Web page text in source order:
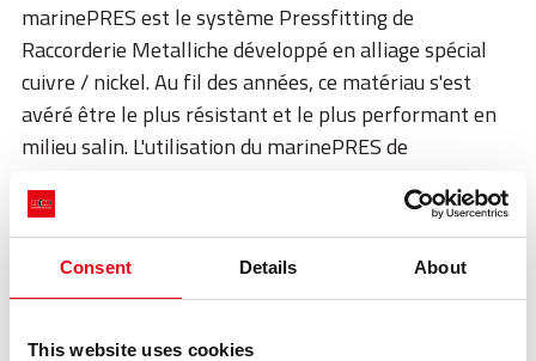
Consent Details About
This website uses cookies
ACADEMY
BIM
INFOS ET ÉVÉNEMENTS
CONTACTS
marinePRES est le système Pressfitting de
Raccorderie Metalliche développé en alliage spécial
cuivre / nickel. Au fil des années, ce matériau s'est
avéré être le plus résistant et le plus performant en
milieu salin. L'utilisation du marinePRES de
bord des navires et des plates-formes offshores, en
présence de carburants à base d'hydrocarbures, de
systèmes d'extinction d'incendie et en général dans
toutes les applications en milieu salin et corrosif. Le
joint torique FKM vert offre une qualité et une